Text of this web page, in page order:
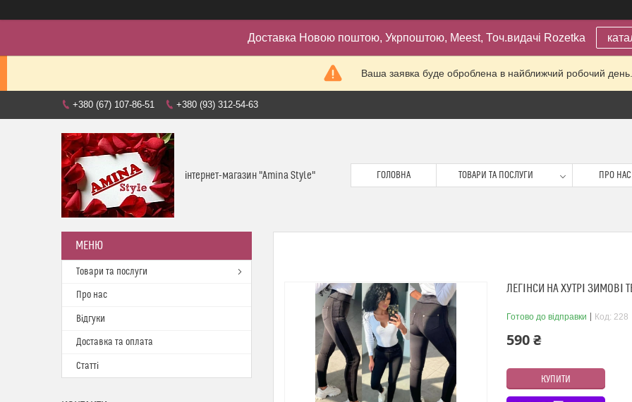
Доставка Новою поштою, Укрпоштою, Meest, Точ.видачі Rozetka
Ваша заявка буде оброблена в найближчий робочий день.
+380 (67) 107-86-51 +380 (93) 312-54-63
інтернет-магазин "Amina Style" ГОЛОВНА ТОВАРИ ТА ПОСЛУГИ ПРО НАС
ЛЕГІНСИ НА ХУТРІ
Готово до відправки Код: 228
590 ₴
КУПИТИ
Товари та послуги
Про нас
Відгуки
Доставка та оплата
Статті